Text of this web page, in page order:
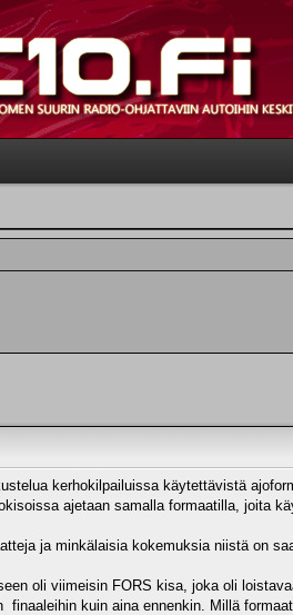
kerhokilpailuissa käytettävistä
ajetaan samalla formaatilla, joita
ja minkälaisia kokemuksia niistä on
oli viimeisin FORS kisa, joka oli
kuin aina ennenkin. Millä